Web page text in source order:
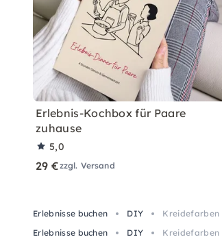
Erlebnis-Kochbox für Paare
zuhause
5,0
29 €zzgl. Versand
Erlebnisse buchen DIY
Kreidefarben
Erlebnisse buchen
DIY Kreidefarben